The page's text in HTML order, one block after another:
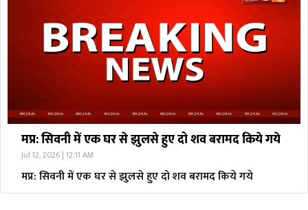
मप्र: सिवनी में एक घर से झुलसे हुए दो शव बरामद किये गये
Jul 12, 2026 | 12:11 AM
मप्र: सिवनी में एक घर से झुलसे हुए दो शव बरामद किये गये